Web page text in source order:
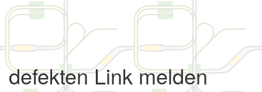
defekten Link melden